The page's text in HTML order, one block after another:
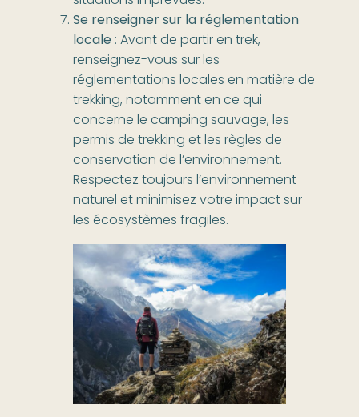
Se renseigner sur la réglementation
locale: Avant de partir en trek,
renseignez-vous sur les
réglementations locales en matière de
trekking, notamment en ce qui
concerne le camping sauvage, les
permis de trekking et les règles de
conservation de l’environnement.
Respectez toujours l’environnement
naturel et minimisez votre impact sur
les écosystèmes fragiles.